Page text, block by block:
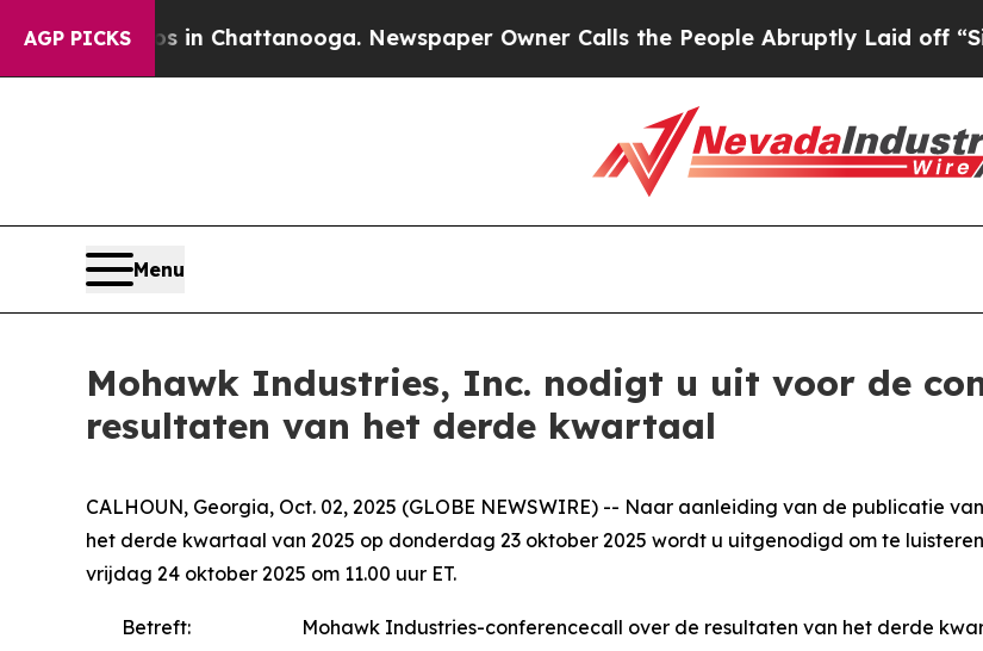
AGP PICKS
Chaos in Chattanooga. Newspaper Owner Calls the People Abruptly Laid off “Simply
Menu
Mohawk Industries, Inc. nodigt u uit voor de
resultaten van het derde kwartaal
CALHOUN, Georgia, Oct. 02, 2025 (GLOBE NEWSWIRE) -- Naar aanleiding van de publicatie
het derde kwartaal van 2025 op donderdag 23 oktober 2025 wordt u uitgenodigd om te
vrijdag 24 oktober 2025 om 11.00 uur ET.
Betreft: Mohawk Industries-conferencecall over de resultaten van het derde